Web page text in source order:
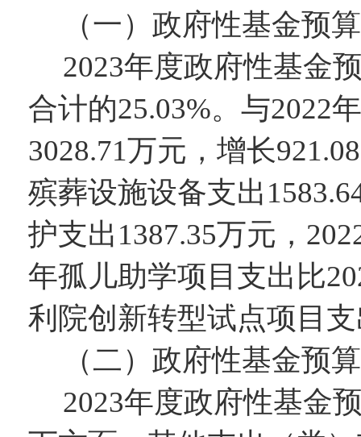
（一）政府性基金预
2023年度政府性基金
合计的25.03%。与2022
3028.71万元，增长921.08
殡葬设施设备支出
护支出1387.35万元，
年孤儿助学项目支出比
利院创新转型试点项目
（二）政府性基金预
2023年度政府性基金